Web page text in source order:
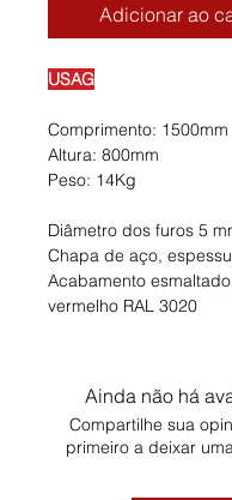
Adicionar ao
USAG
Comprimento: 1500mm
Altura: 800mm
Peso: 14Kg
Diâmetro dos furos 5
Chapa de aço,
Acabamento
vermelho RAL 3020
Ainda não há
Compartilhe sua
primeiro a deixar